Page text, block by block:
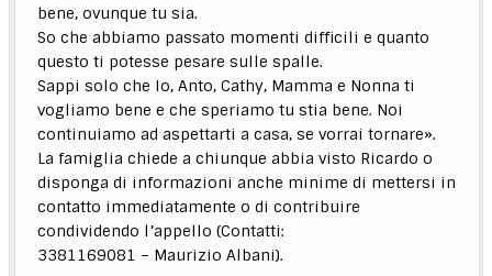
bene, ovunque tu sia.
So che abbiamo passato momenti difficili e quanto
questo ti potesse pesare sulle spalle.
Sappi solo che Io, Anto, Cathy, Mamma e Nonna ti
vogliamo bene e che speriamo tu stia bene. Noi
continuiamo ad aspettarti a casa, se vorrai tornare».
La famiglia chiede a chiunque abbia visto Ricardo o
disponga di informazioni anche minime di mettersi in
contatto immediatamente o di contribuire
condividendo l’appello (Contatti:
3381169081 – Maurizio Albani).